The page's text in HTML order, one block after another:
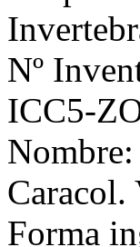
Nº
ICC5-
Nombre:
Caracol.
Forma